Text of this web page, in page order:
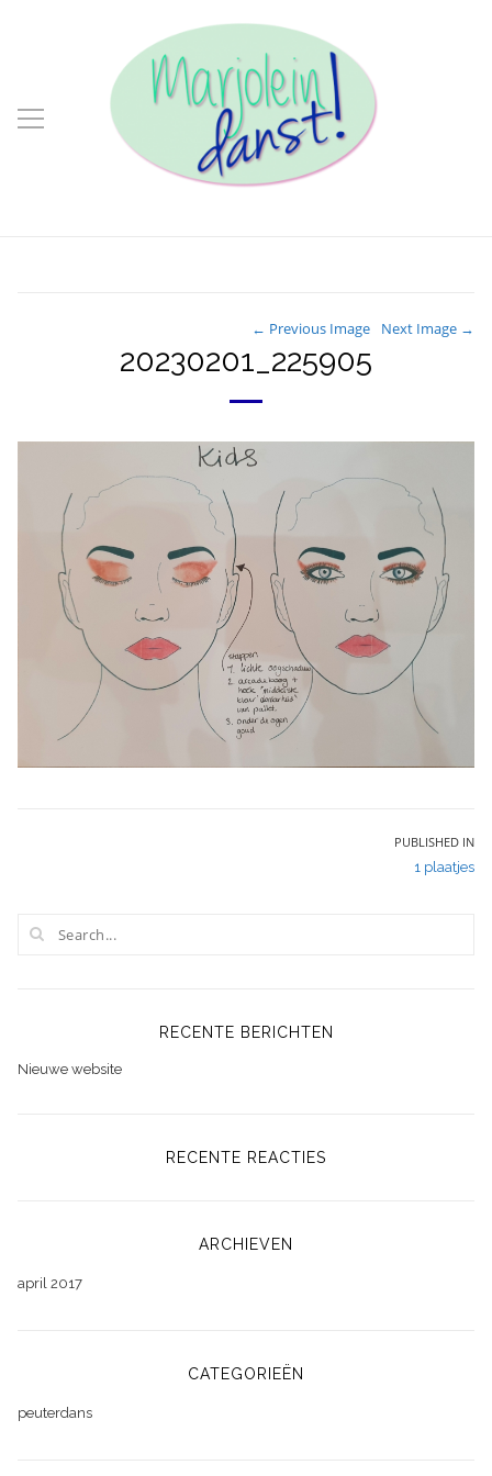
← Previous Image Next Image →
20230201_225905
PUBLISHED IN
1 plaatjes
RECENTE BERICHTEN
Nieuwe website
RECENTE REACTIES
ARCHIEVEN
april 2017
CATEGORIEËN
peuterdans